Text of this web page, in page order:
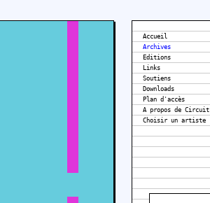
Accueil
Archives
Editions
Links
Soutiens
Downloads
Plan d'accès
A propos de Circuit